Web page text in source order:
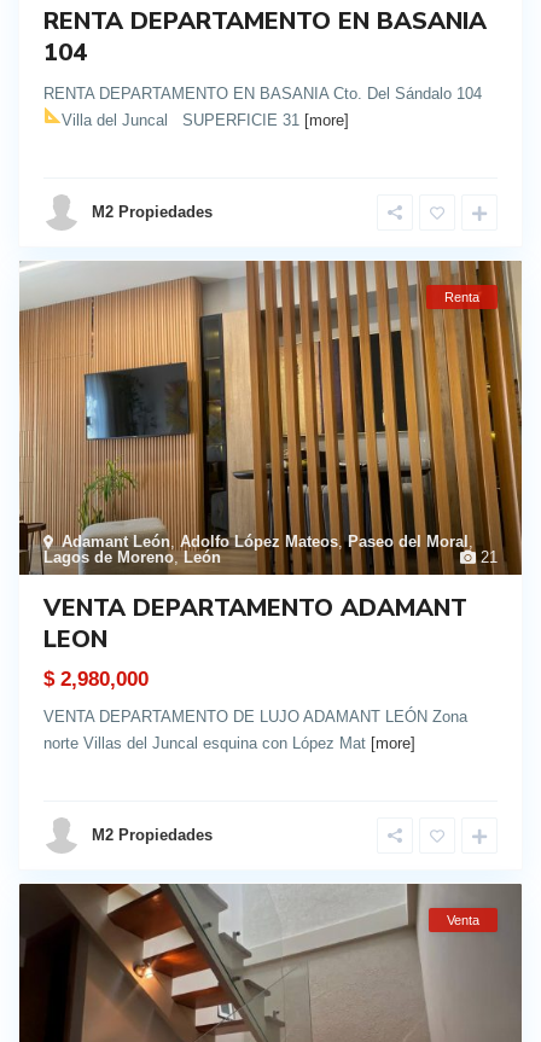
RENTA DEPARTAMENTO EN BASANIA
104
RENTA DEPARTAMENTO EN BASANIA Cto. Del Sándalo 104
Villa del Juncal SUPERFICIE 31 [more]
M2 Propiedades
21
Adamant León Adolfo López Mateos ,Paseo del Moral
Lagos de Moreno,León
Renta
VENTA DEPARTAMENTO ADAMANT
LEON
$ 2,980,000
VENTA DEPARTAMENTO DE LUJO ADAMANT LEÓN Zona
norte Villas del Juncal esquina con López Mat [more]
M2 Propiedades
Venta